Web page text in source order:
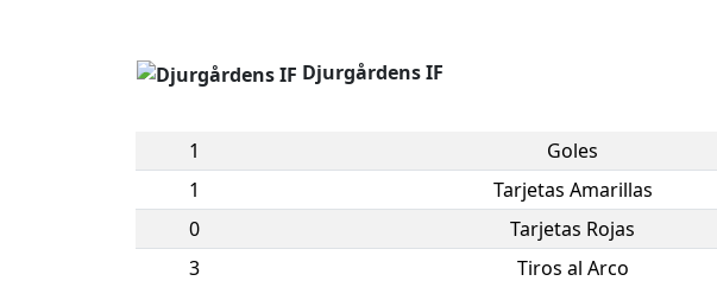
Djurgårdens IF
1 Goles
1
Tarjetas Amarillas
0
Tarjetas Rojas
3
Tiros al Arco